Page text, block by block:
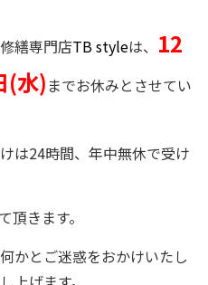
繕専門店TB styleは、 12
(水) までお休みとさせてい
は24時間、年中無休で受け
きます。
かとご迷惑をおかけいたし